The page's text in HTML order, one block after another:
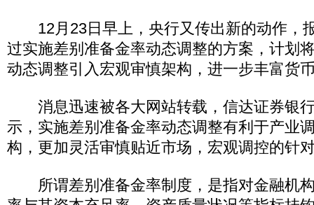
12月23日早上，央行又传出新的动作，
过实施差别准备金率动态调整的方案，计划
动态调整引入宏观审慎架构，进一步丰富货
消息迅速被各大网站转载，信达证券银
示，实施差别准备金率动态调整有利于产业
构，更加灵活审慎贴近市场，宏观调控的针
所谓差别准备金率制度，是指对金融机